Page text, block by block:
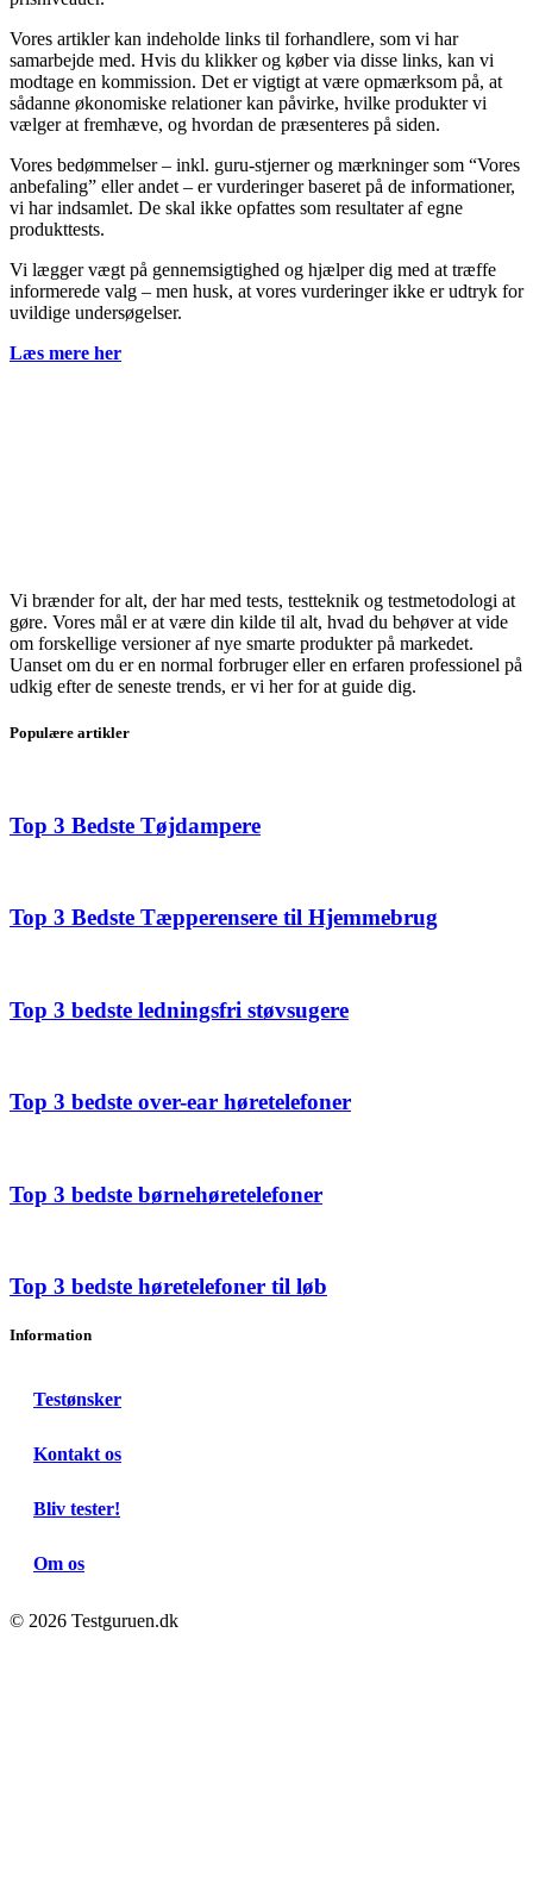
Vores artikler kan indeholde links til forhandlere, som vi har
samarbejde med. Hvis du klikker og køber via disse links, kan vi
modtage en kommission. Det er vigtigt at være opmærksom på, at
sådanne økonomiske relationer kan påvirke, hvilke produkter vi
vælger at fremhæve, og hvordan de præsenteres på siden.
Vores bedømmelser – inkl. guru-stjerner og mærkninger som “Vores
anbefaling” eller andet – er vurderinger baseret på de informationer,
vi har indsamlet. De skal ikke opfattes som resultater af egne
produkttests.
Vi lægger vægt på gennemsigtighed og hjælper dig med at træffe
informerede valg – men husk, at vores vurderinger ikke er udtryk for
uvildige undersøgelser.
Læs mere her
Vi brænder for alt, der har med tests, testteknik og testmetodologi at
gøre. Vores mål er at være din kilde til alt, hvad du behøver at vide
om forskellige versioner af nye smarte produkter på markedet.
Uanset om du er en normal forbruger eller en erfaren professionel på
udkig efter de seneste trends, er vi her for at guide dig.
Populære artikler
Top 3 Bedste Tøjdampere
Top 3 Bedste Tæpperensere til Hjemmebrug
Top 3 bedste ledningsfri støvsugere
Top 3 bedste over-ear høretelefoner
Top 3 bedste børnehøretelefoner
Top 3 bedste høretelefoner til løb
Information
Testønsker
Kontakt os
Bliv tester!
Om os
© 2026 Testguruen.dk